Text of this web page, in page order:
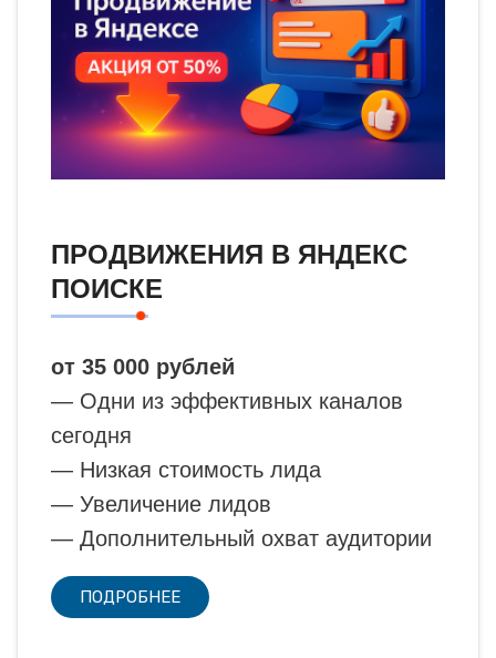
ПРОДВИЖЕНИЯ В ЯНДЕКС
ПОИСКЕ
от 35 000 рублей
— Одни из эффективных каналов
сегодня
— Низкая стоимость лида
— Увеличение лидов
— Дополнительный охват аудитории
ПОДРОБНЕЕ